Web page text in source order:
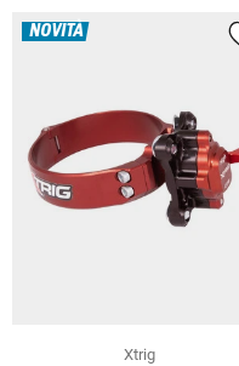
NOVITÀ
Xtrig